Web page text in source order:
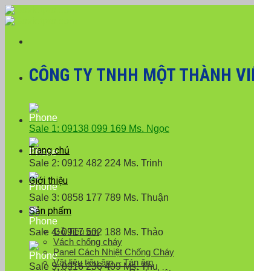
Skip
to
CÔNG TY TNHH MỘT THÀNH
Sale 1: 09138 099 169 Ms. Ngọc
Sale 2: 0912 482 224 Ms. Trinh
Sale 3: 0858 177 789 Ms. Thuận
Sale 4: 0917 502 188 Ms. Thảo
Sale 5: 0916 236 409 Ms. Thu
Trang chủ
Giới thiệu
Sản phẩm
Gỗ Tiêu âm
Vách chống cháy
Panel Cách Nhiệt Chống Cháy
Vật liệu tiêu âm – Tán âm